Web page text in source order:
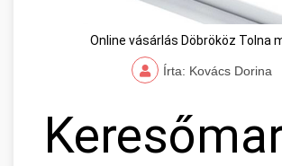
Online vásárlás Döbrököz Tolna
Írta: Kovács Dorina